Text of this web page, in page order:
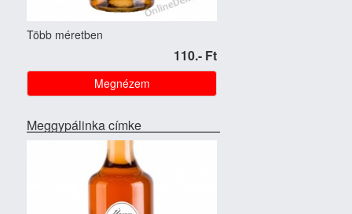
Több méretben
110.- Ft
Megnézem
Meggypálinka címke